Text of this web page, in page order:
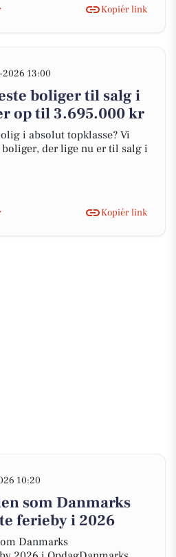
Kopiér link
2026 13:00
boliger til salg i
op til 3.695.000 kr
i absolut topklasse? Vi
der lige nu er til salg i
Kopiér link
10:20
som Danmarks
ferieby i 2026
Danmarks